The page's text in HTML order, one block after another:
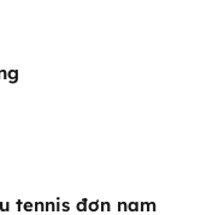
tennis đơn nam